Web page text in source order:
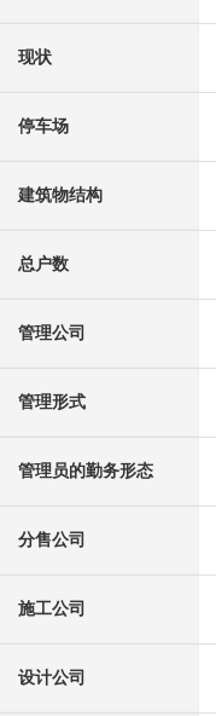
现状
停车场
建筑物结构
总户数
管理公司
管理形式
管理员的勤务形态
分售公司
施工公司
设计公司